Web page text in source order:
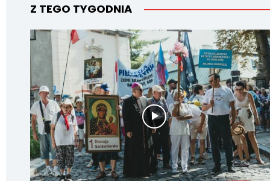
Z TEGO TYGODNIA